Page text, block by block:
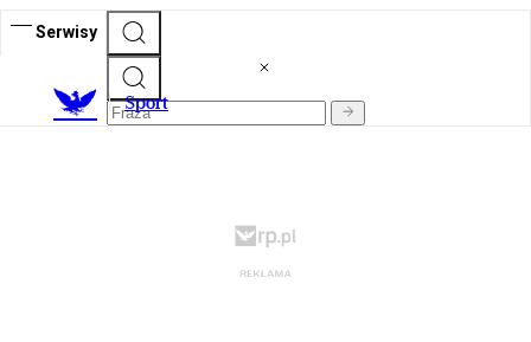
Serwisy
Sport